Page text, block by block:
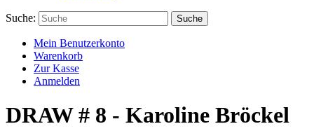
Suche: Suche
Mein Benutzerkonto
Warenkorb
Zur Kasse
Anmelden
DRAW # 8 - Karoline Bröckel